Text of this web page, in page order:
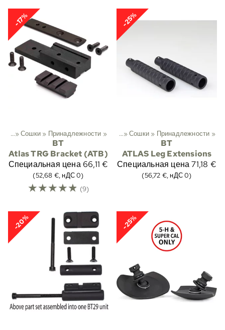
-17%
‪»Сошки ‪» Принадлежности ‪»
BT
Atlas TRG Bracket (ATB)
Специальная цена66,11 €
(52,68 €, нДС 0)
☆☆☆☆☆ (9)
-25%
Спортивный‪» Охота ‪»Сошки ‪» Принадлежности ‪»
BT
ATLAS Leg Extensions
Специальная цена71,18 €
(56,72 €, нДС 0)
-20% -25%